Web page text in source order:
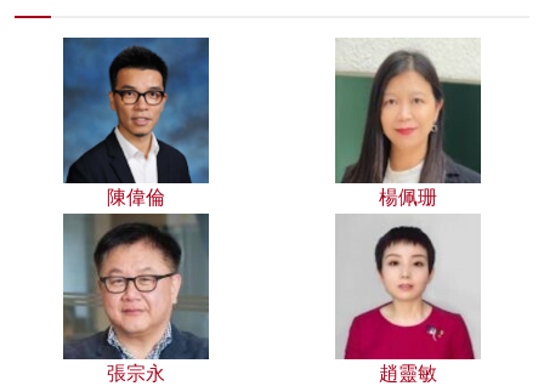
陳偉倫 楊佩珊
張宗永 趙靈敏